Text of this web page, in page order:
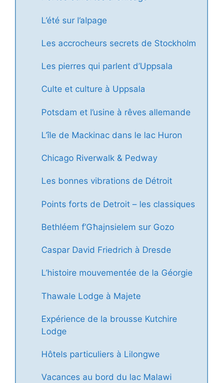
L’été sur l’alpage
Les accrocheurs secrets de Stockholm
Les pierres qui parlent d’Uppsala
Culte et culture à Uppsala
Potsdam et l’usine à rêves allemande
L’île de Mackinac dans le lac Huron
Chicago Riverwalk & Pedway
Les bonnes vibrations de Détroit
Points forts de Detroit – les classiques
Bethléem f’Għajnsielem sur Gozo
Caspar David Friedrich à Dresde
L’histoire mouvementée de la Géorgie
Thawale Lodge à Majete
Expérience de la brousse Kutchire
Lodge
Hôtels particuliers à Lilongwe
Vacances au bord du lac Malawi